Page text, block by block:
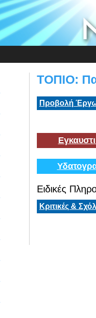
ΤΟΠΙΟ:
Προβολή
Ειδικές
Κριτικές &